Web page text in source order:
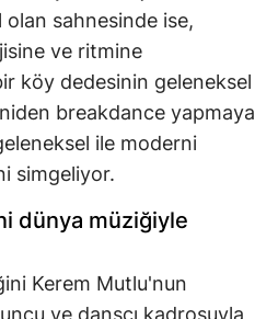
sahnesinde ise,
ve ritmine
köy dedesinin geleneksel
breakdance yapmaya
ile moderni
simgeliyor.
dünya müziğiyle
Kerem Mutlu'nun
ve dansçı kadrosuyla